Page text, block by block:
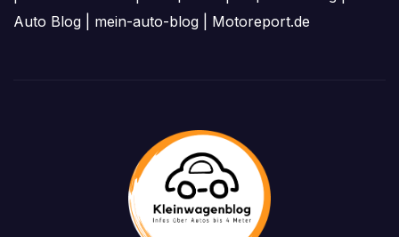
Auto Blog
mein-auto-blog Motoreport.de